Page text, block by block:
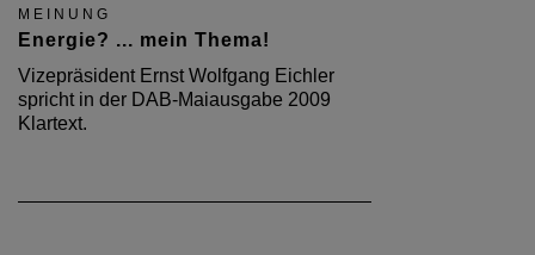
MEINUNG
Energie? ... mein Thema!
Vizepräsident Ernst Wolfgang Eichler
spricht in der DAB-Maiausgabe 2009
Klartext.